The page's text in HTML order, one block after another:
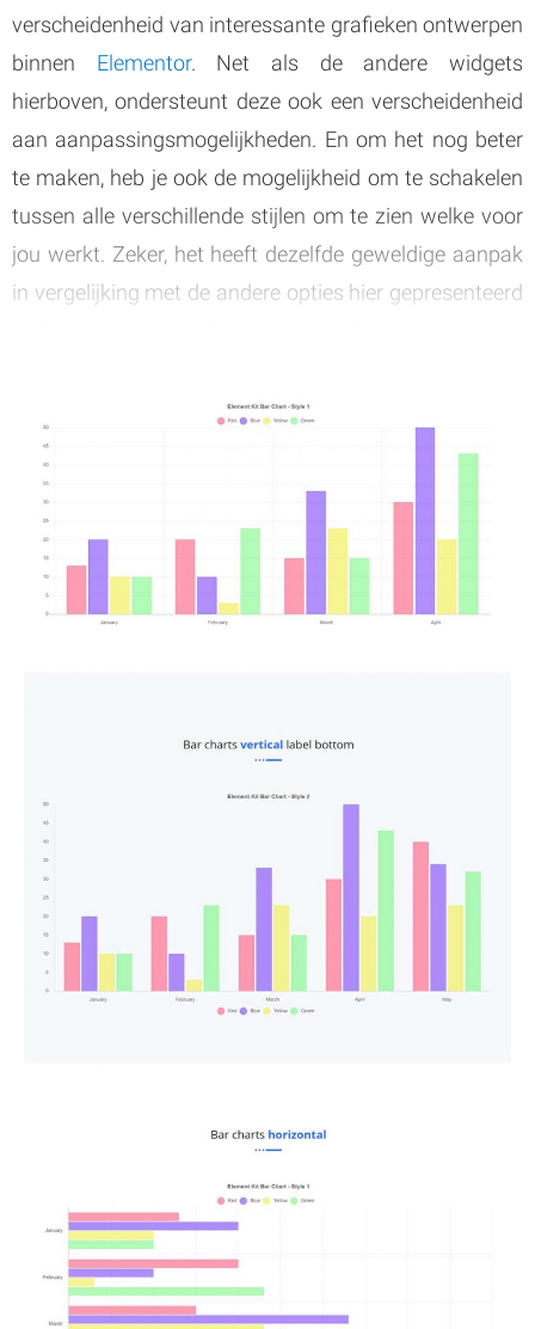
verscheidenheid van interessante grafieken ontwerpen
binnen Elementor. Net als de andere widgets
hierboven, ondersteunt deze ook een verscheidenheid
aan aanpassingsmogelijkheden. En om het nog beter
te maken, heb je ook de mogelijkheid om te schakelen
tussen alle verschillende stijlen om te zien welke voor
jou werkt. Zeker, het heeft dezelfde geweldige aanpak
in vergelijking met de andere opties hier gepresenteerd